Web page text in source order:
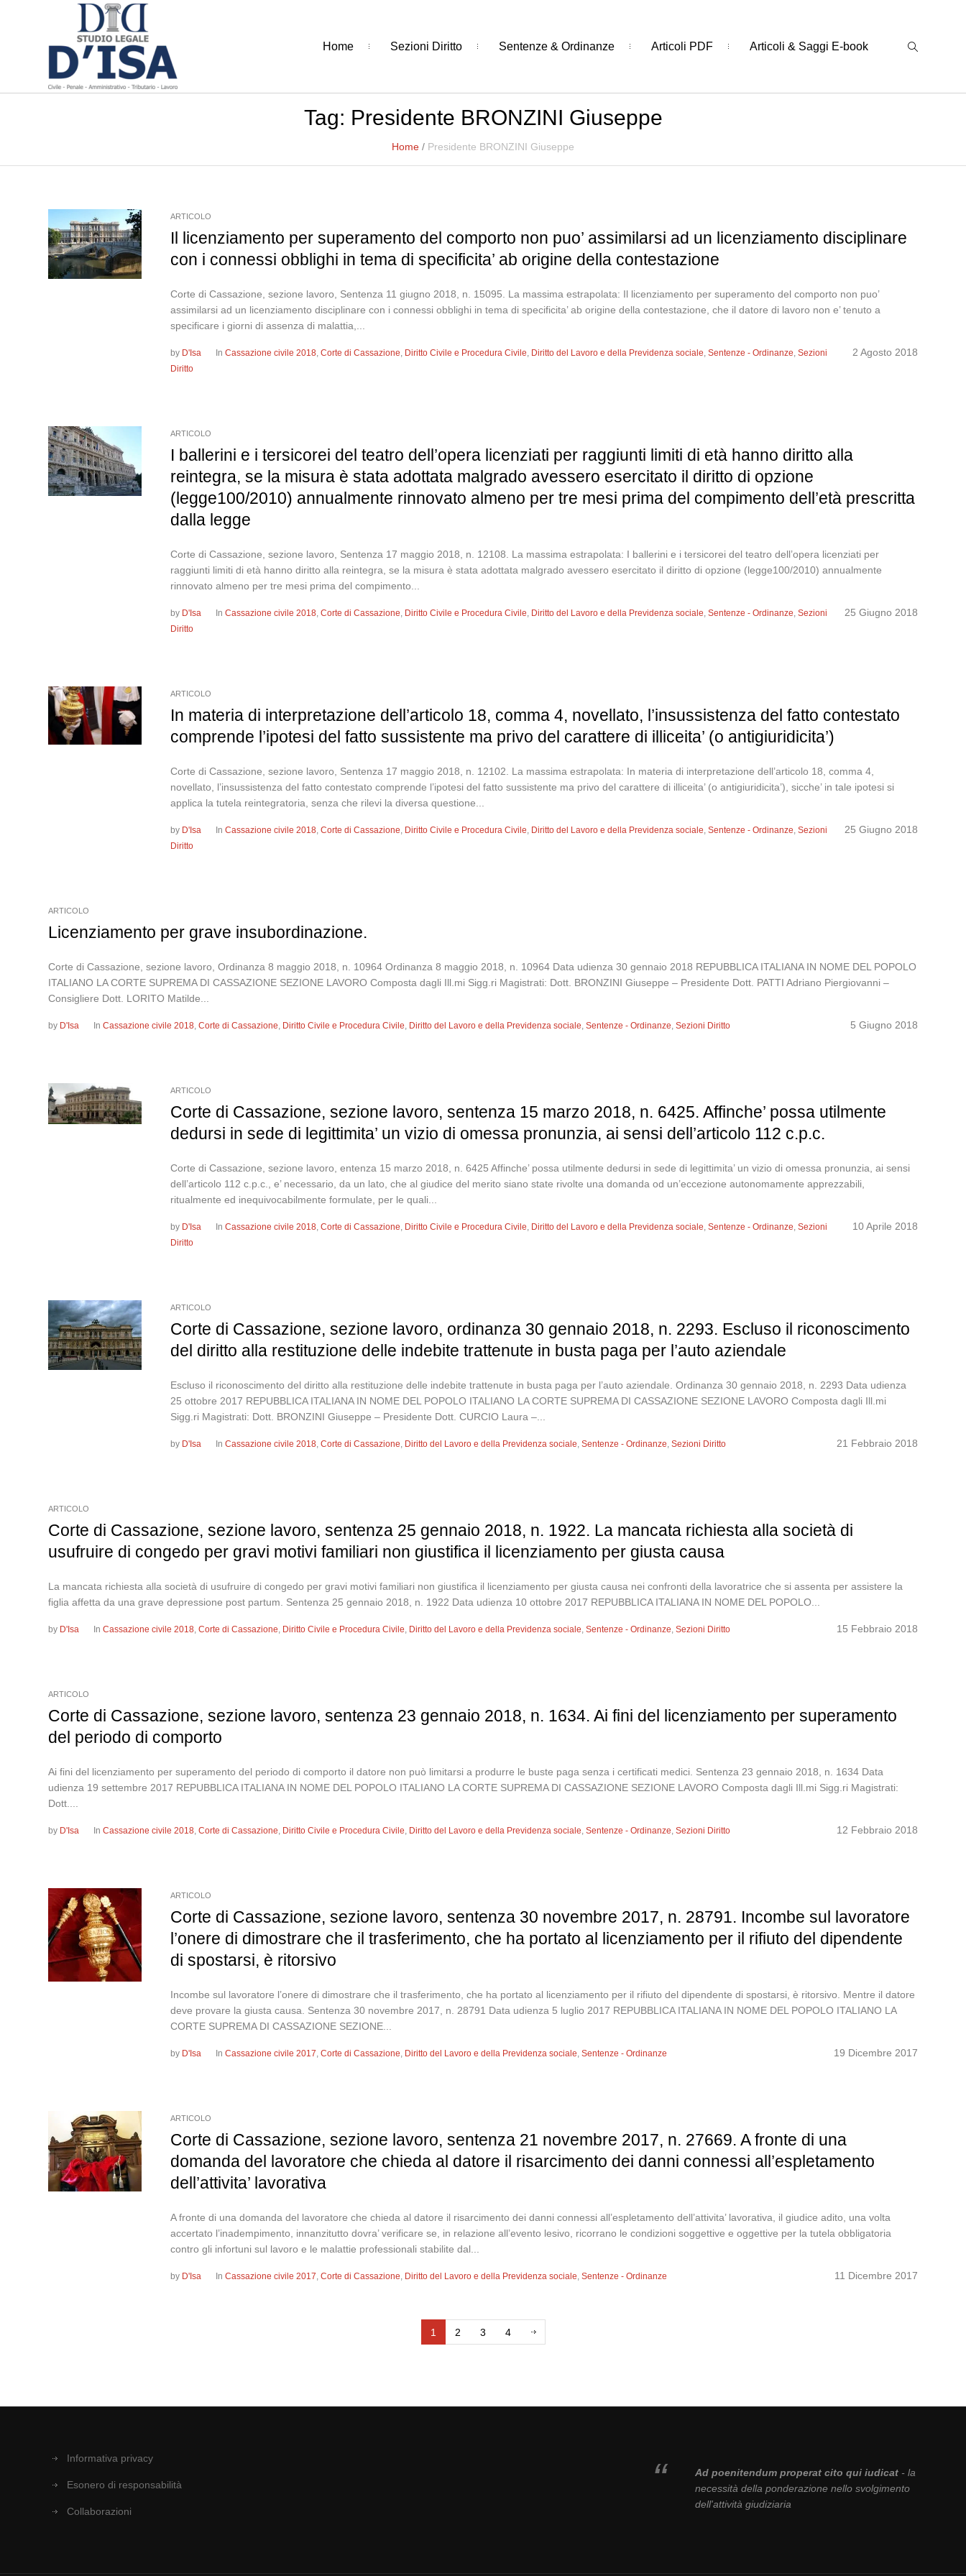
Home Sezioni Diritto Sentenze & Ordinanze Articoli PDF Articoli & Saggi E-book
Tag: Presidente BRONZINI Giuseppe
Home / Presidente BRONZINI Giuseppe
ARTICOLO
Il licenziamento per superamento del comporto non puo’ assimilarsi ad un licenziamento disciplinare
con i connessi obblighi in tema di specificita’ ab origine della contestazione
Corte di Cassazione, sezione lavoro, Sentenza 11 giugno 2018, n. 15095. La massima estrapolata: Il licenziamento per superamento del comporto non puo’
assimilarsi ad un licenziamento disciplinare con i connessi obblighi in tema di specificita’ ab origine della contestazione, che il datore di lavoro non e’ tenuto a
specificare i giorni di assenza di malattia,...
2 Agosto 2018
by D'Isa InCassazione civile 2018,Corte di Cassazione, Diritto Civile e Procedura Civile, Diritto del Lavoro e della Previdenza sociale,Sentenze - Ordinanze,Sezioni
Diritto
ARTICOLO
I ballerini e i tersicorei del teatro dell’opera licenziati per raggiunti limiti di età hanno diritto alla
reintegra, se la misura è stata adottata malgrado avessero esercitato il diritto di opzione
(legge100/2010) annualmente rinnovato almeno per tre mesi prima del compimento dell’età prescritta
dalla legge
Corte di Cassazione, sezione lavoro, Sentenza 17 maggio 2018, n. 12108. La massima estrapolata: I ballerini e i tersicorei del teatro dell’opera licenziati per
raggiunti limiti di età hanno diritto alla reintegra, se la misura è stata adottata malgrado avessero esercitato il diritto di opzione (legge100/2010) annualmente
rinnovato almeno per tre mesi prima del compimento...
25 Giugno 2018
by D'Isa InCassazione civile 2018,Corte di Cassazione, Diritto Civile e Procedura Civile, Diritto del Lavoro e della Previdenza sociale,Sentenze - Ordinanze,Sezioni
Diritto
ARTICOLO
In materia di interpretazione dell’articolo 18, comma 4, novellato, l’insussistenza del fatto contestato
comprende l’ipotesi del fatto sussistente ma privo del carattere di illiceita’ (o antigiuridicita’)
Corte di Cassazione, sezione lavoro, Sentenza 17 maggio 2018, n. 12102. La massima estrapolata: In materia di interpretazione dell’articolo 18, comma 4,
novellato, l’insussistenza del fatto contestato comprende l’ipotesi del fatto sussistente ma privo del carattere di illiceita’ (o antigiuridicita’), sicche’ in tale ipotesi si
applica la tutela reintegratoria, senza che rilevi la diversa questione...
25 Giugno 2018
by D'Isa InCassazione civile 2018,Corte di Cassazione, Diritto Civile e Procedura Civile, Diritto del Lavoro e della Previdenza sociale,Sentenze - Ordinanze,Sezioni
Diritto
ARTICOLO
Licenziamento per grave insubordinazione.
Corte di Cassazione, sezione lavoro, Ordinanza 8 maggio 2018, n. 10964 Ordinanza 8 maggio 2018, n. 10964 Data udienza 30 gennaio 2018 REPUBBLICA ITALIANA IN NOME DEL POPOLO
ITALIANO LA CORTE SUPREMA DI CASSAZIONE SEZIONE LAVORO Composta dagli Ill.mi Sigg.ri Magistrati: Dott. BRONZINI Giuseppe – Presidente Dott. PATTI Adriano Piergiovanni –
Consigliere Dott. LORITO Matilde...
5 Giugno 2018
by D'Isa InCassazione civile 2018,Corte di Cassazione, Diritto Civile e Procedura Civile, Diritto del Lavoro e della Previdenza sociale,Sentenze - Ordinanze,Sezioni Diritto
ARTICOLO
Corte di Cassazione, sezione lavoro, sentenza 15 marzo 2018, n. 6425. Affinche’ possa utilmente
dedursi in sede di legittimita’ un vizio di omessa pronunzia, ai sensi dell’articolo 112 c.p.c.
Corte di Cassazione, sezione lavoro, entenza 15 marzo 2018, n. 6425 Affinche’ possa utilmente dedursi in sede di legittimita’ un vizio di omessa pronunzia, ai sensi
dell’articolo 112 c.p.c., e’ necessario, da un lato, che al giudice del merito siano state rivolte una domanda od un’eccezione autonomamente apprezzabili,
ritualmente ed inequivocabilmente formulate, per le quali...
10 Aprile 2018
by D'Isa InCassazione civile 2018,Corte di Cassazione, Diritto Civile e Procedura Civile, Diritto del Lavoro e della Previdenza sociale,Sentenze - Ordinanze,Sezioni
Diritto
ARTICOLO
Corte di Cassazione, sezione lavoro, ordinanza 30 gennaio 2018, n. 2293. Escluso il riconoscimento
del diritto alla restituzione delle indebite trattenute in busta paga per l’auto aziendale
Escluso il riconoscimento del diritto alla restituzione delle indebite trattenute in busta paga per l’auto aziendale. Ordinanza 30 gennaio 2018, n. 2293 Data udienza
25 ottobre 2017 REPUBBLICA ITALIANA IN NOME DEL POPOLO ITALIANO LA CORTE SUPREMA DI CASSAZIONE SEZIONE LAVORO Composta dagli Ill.mi
Sigg.ri Magistrati: Dott. BRONZINI Giuseppe – Presidente Dott. CURCIO Laura –...
21 Febbraio 2018
by D'Isa InCassazione civile 2018,Corte di Cassazione, Diritto del Lavoro e della Previdenza sociale,Sentenze - Ordinanze,Sezioni Diritto
ARTICOLO
Corte di Cassazione, sezione lavoro, sentenza 25 gennaio 2018, n. 1922. La mancata richiesta alla società di
usufruire di congedo per gravi motivi familiari non giustifica il licenziamento per giusta causa
La mancata richiesta alla società di usufruire di congedo per gravi motivi familiari non giustifica il licenziamento per giusta causa nei confronti della lavoratrice che si assenta per assistere la
figlia affetta da una grave depressione post partum. Sentenza 25 gennaio 2018, n. 1922 Data udienza 10 ottobre 2017 REPUBBLICA ITALIANA IN NOME DEL POPOLO...
15 Febbraio 2018
by D'Isa InCassazione civile 2018,Corte di Cassazione, Diritto Civile e Procedura Civile, Diritto del Lavoro e della Previdenza sociale,Sentenze - Ordinanze,Sezioni Diritto
ARTICOLO
Corte di Cassazione, sezione lavoro, sentenza 23 gennaio 2018, n. 1634. Ai fini del licenziamento per superamento
del periodo di comporto
Ai fini del licenziamento per superamento del periodo di comporto il datore non può limitarsi a produrre le buste paga senza i certificati medici. Sentenza 23 gennaio 2018, n. 1634 Data
udienza 19 settembre 2017 REPUBBLICA ITALIANA IN NOME DEL POPOLO ITALIANO LA CORTE SUPREMA DI CASSAZIONE SEZIONE LAVORO Composta dagli Ill.mi Sigg.ri Magistrati:
Dott....
12 Febbraio 2018
by D'Isa InCassazione civile 2018,Corte di Cassazione, Diritto Civile e Procedura Civile, Diritto del Lavoro e della Previdenza sociale,Sentenze - Ordinanze,Sezioni Diritto
ARTICOLO
Corte di Cassazione, sezione lavoro, sentenza 30 novembre 2017, n. 28791. Incombe sul lavoratore
l’onere di dimostrare che il trasferimento, che ha portato al licenziamento per il rifiuto del dipendente
di spostarsi, è ritorsivo
Incombe sul lavoratore l’onere di dimostrare che il trasferimento, che ha portato al licenziamento per il rifiuto del dipendente di spostarsi, è ritorsivo. Mentre il datore
deve provare la giusta causa. Sentenza 30 novembre 2017, n. 28791 Data udienza 5 luglio 2017 REPUBBLICA ITALIANA IN NOME DEL POPOLO ITALIANO LA
CORTE SUPREMA DI CASSAZIONE SEZIONE...
19 Dicembre 2017
by D'Isa InCassazione civile 2017,Corte di Cassazione, Diritto del Lavoro e della Previdenza sociale,Sentenze - Ordinanze
ARTICOLO
Corte di Cassazione, sezione lavoro, sentenza 21 novembre 2017, n. 27669. A fronte di una
domanda del lavoratore che chieda al datore il risarcimento dei danni connessi all’espletamento
dell’attivita’ lavorativa
A fronte di una domanda del lavoratore che chieda al datore il risarcimento dei danni connessi all’espletamento dell’attivita’ lavorativa, il giudice adito, una volta
accertato l’inadempimento, innanzitutto dovra’ verificare se, in relazione all’evento lesivo, ricorrano le condizioni soggettive e oggettive per la tutela obbligatoria
contro gli infortuni sul lavoro e le malattie professionali stabilite dal...
11 Dicembre 2017
by D'Isa InCassazione civile 2017,Corte di Cassazione, Diritto del Lavoro e della Previdenza sociale,Sentenze - Ordinanze
1 2 3 4
Informativa privacy
Esonero di responsabilità
Collaborazioni
Ad poenitendum properat cito qui iudicat- la
necessità della ponderazione nello svolgimento
dell'attività giudiziaria